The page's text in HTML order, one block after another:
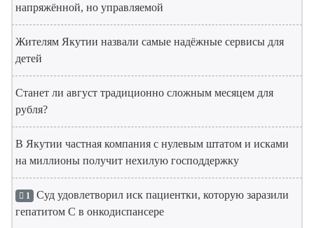
напряжённой, но управляемой
Жителям Якутии назвали самые надёжные сервисы для
детей
Станет ли август традиционно сложным месяцем для
рубля?
В Якутии частная компания с нулевым штатом и исками
на миллионы получит нехилую господдержку
1 Суд удовлетворил иск пациентки, которую заразили
гепатитом С в онкодиспансере